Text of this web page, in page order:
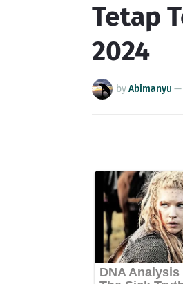
Tetap
2024
byAbimanyu —